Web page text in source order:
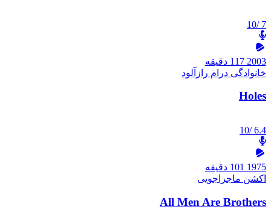
7
/10
2003 117 دقیقه
خانوادگی درام رازآلود
Holes
6.4
/10
1975 101 دقیقه
اکشن ماجراجویی
All Men Are Brothers